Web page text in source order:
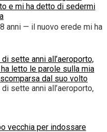
e mi ha detto di sedermi
anni — il nuovo erede mi ha
sette anni all’aeroporto,
letto le parole sulla mia
dal suo volto
sette anni all’aeroporto,
vecchia per indossare